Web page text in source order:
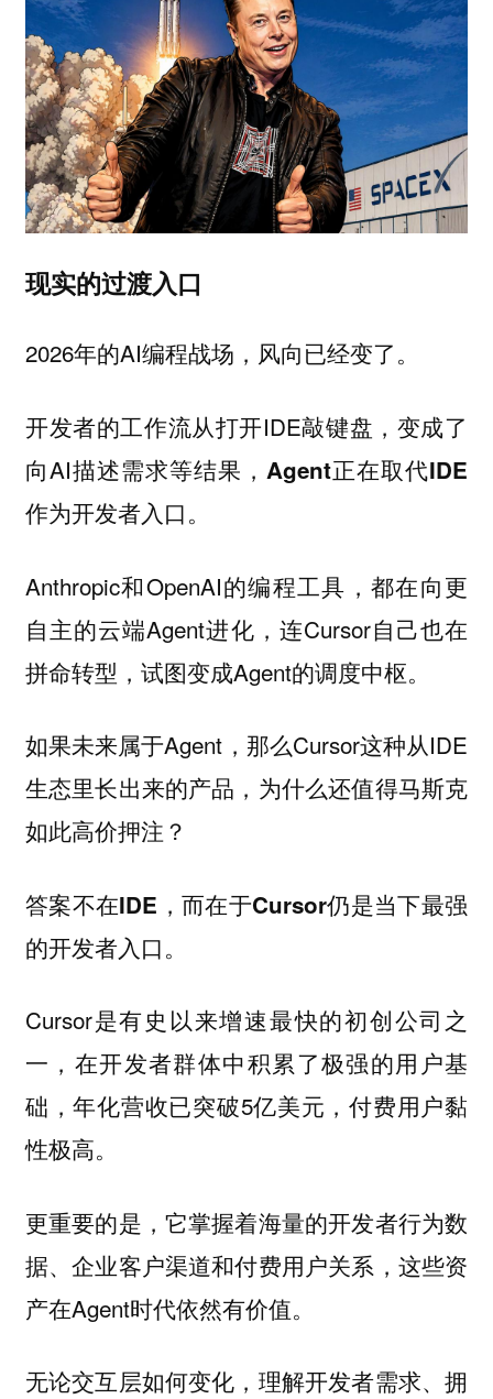
现实的过渡入口
2026年的AI编程战场，风向已经变了。
开发者的工作流从打开IDE敲键盘，变成了
向AI描述需求等结果，Agent正在取代IDE
作为开发者入口。
Anthropic和OpenAI的编程工具，都在向更
自主的云端Agent进化，连Cursor自己也在
拼命转型，试图变成Agent的调度中枢。
如果未来属于Agent，那么Cursor这种从IDE
生态里长出来的产品，为什么还值得马斯克
如此高价押注？
答案不在IDE，而在于Cursor仍是当下最强
的开发者入口。
Cursor是有史以来增速最快的初创公司之
一，在开发者群体中积累了极强的用户基
础，年化营收已突破5亿美元，付费用户黏
性极高。
更重要的是，它掌握着海量的开发者行为数
据、企业客户渠道和付费用户关系，这些资
产在Agent时代依然有价值。
无论交互层如何变化，理解开发者需求、拥